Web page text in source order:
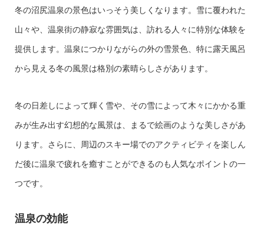
冬の沼尻温泉の景色はいっそう美しくなります。雪に覆われた
山々や、温泉街の静寂な雰囲気は、訪れる人々に特別な体験を
提供します。温泉につかりながらの外の雪景色、特に露天風呂
から見える冬の風景は格別の素晴らしさがあります。
冬の日差しによって輝く雪や、その雪によって木々にかかる重
みが生み出す幻想的な風景は、まるで絵画のような美しさがあ
ります。さらに、周辺のスキー場でのアクティビティを楽しん
だ後に温泉で疲れを癒すことができるのも人気なポイントの一
つです。
温泉の効能